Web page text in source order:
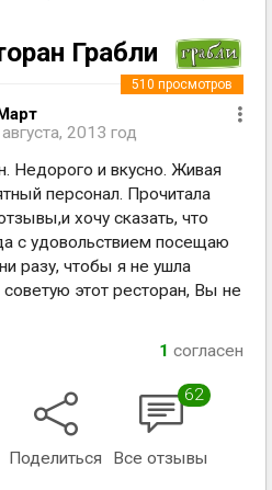
Грабли
2013 год
510 просмотров
Недорого и вкусно. Живая
персонал. Прочитала
хочу сказать, что
с удовольствием посещаю
разу, чтобы я не ушла
этот ресторан, Вы не
1 согласен
Поделиться
62
Все отзывы